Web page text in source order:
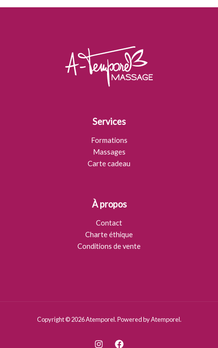
Services
Formations
Massages
Carte cadeau
À propos
Contact
Charte éthique
Conditions de vente
Copyright © 2026 Atemporel. Powered by Atemporel.